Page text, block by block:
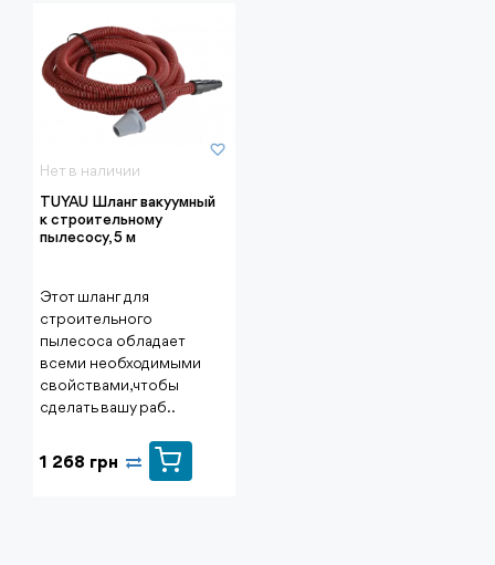
Нет в наличии
TUYAU Шланг вакуумный
к строительному
пылесосу, 5 м
Этот шланг для
строительного
пылесоса обладает
всеми необходимыми
свойствами, чтобы
сделать вашу раб..
1 268 грн